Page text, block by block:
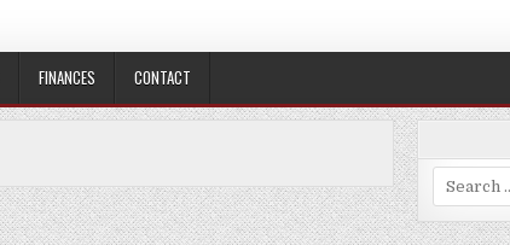
FINANCES CONTACT
Search for: